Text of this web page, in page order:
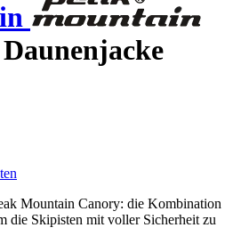
Mountain Canory: die Kombination
die Skipisten mit voller Sicherheit zu